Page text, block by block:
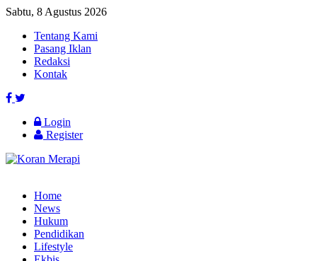
Sabtu, 8 Agustus 2026
Tentang Kami
Pasang Iklan
Redaksi
Kontak
Login
Register
Home
News
Hukum
Pendidikan
Lifestyle